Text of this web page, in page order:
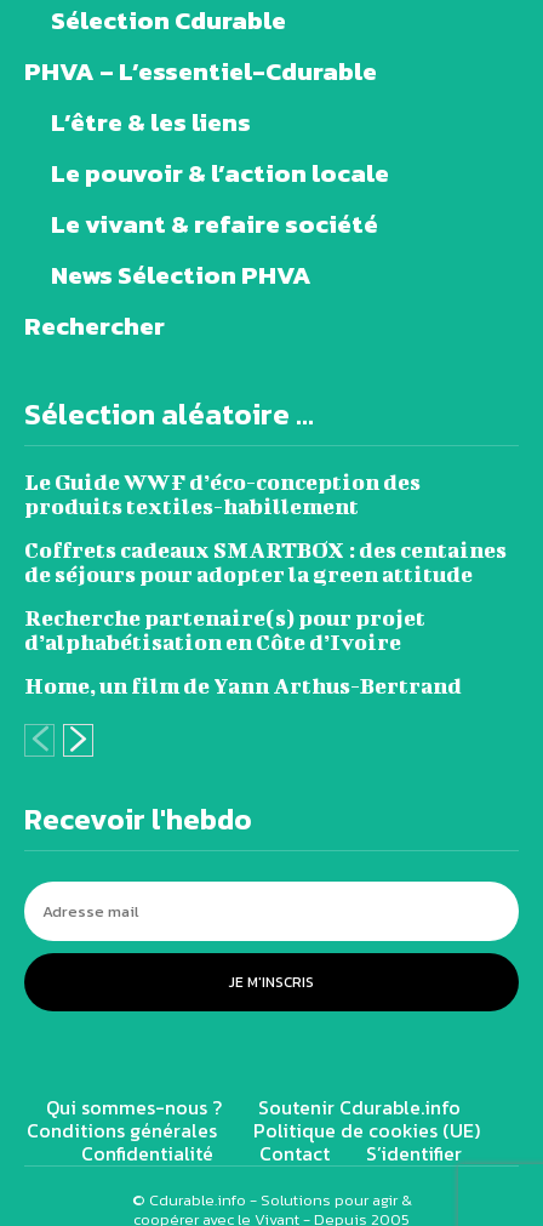
Sélection Cdurable
PHVA – L’essentiel-Cdurable
L’être & les liens
Le pouvoir & l’action locale
Le vivant & refaire société
News Sélection PHVA
Rechercher
Sélection aléatoire ...
Le Guide WWF d’éco-conception des
produits textiles-habillement
Coffrets cadeaux SMARTBOX : des centaines
de séjours pour adopter la green attitude
Recherche partenaire(s) pour projet
d’alphabétisation en Côte d’Ivoire
Home, un film de Yann Arthus-Bertrand
Recevoir l'hebdo
JE M'INSCRIS
Qui sommes-nous ? Soutenir Cdurable.info
Conditions générales Politique de cookies (UE)
Confidentialité Contact S’identifier
© Cdurable.info - Solutions pour agir &
coopérer avec le Vivant - Depuis 2005